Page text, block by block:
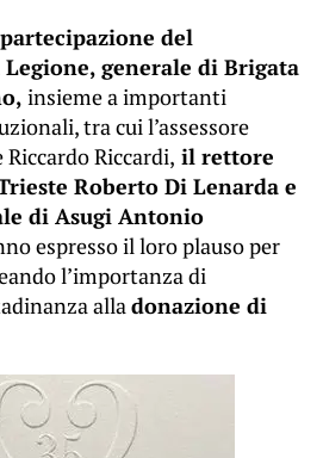
partecipazione del
generale di Brigata
insieme a importanti
tra cui l’assessore
Riccardi, il rettore
Roberto Di Lenarda e
di Asugi Antonio
espresso il loro plauso per
l’importanza di
alladonazione di